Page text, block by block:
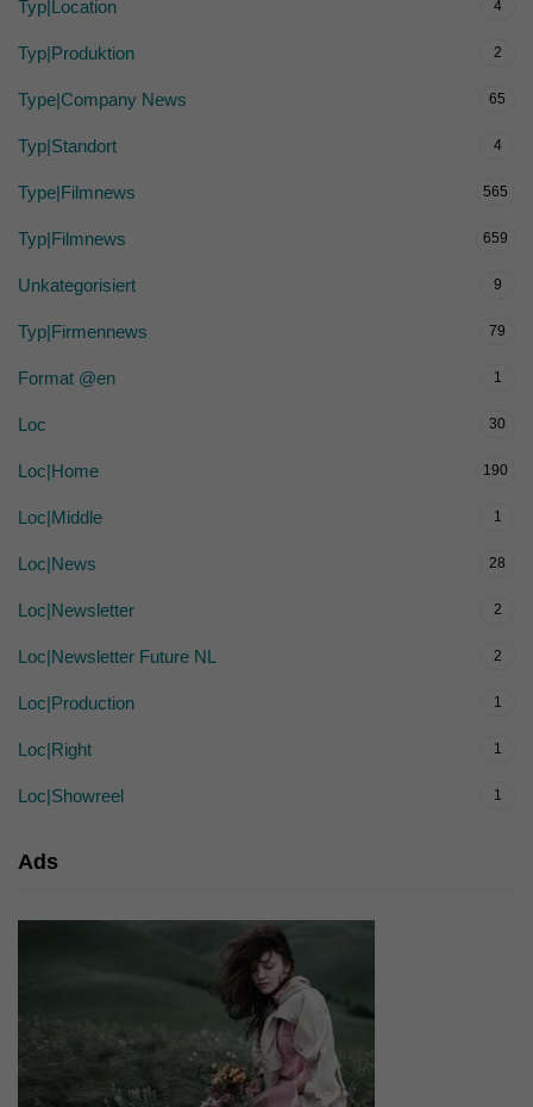
Typ|Location 4
Typ|Produktion 2
Type|Company News 65
Typ|Standort 4
Type|Filmnews 565
Typ|Filmnews 659
Unkategorisiert 9
Typ|Firmennews 79
Format @en 1
Loc 30
Loc|Home 190
Loc|Middle 1
Loc|News 28
Loc|Newsletter 2
Loc|Newsletter Future NL 2
Loc|Production 1
Loc|Right 1
Loc|Showreel 1
Ads